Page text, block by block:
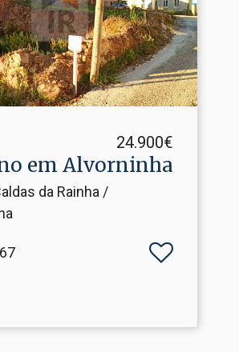
24.900€
em Alvorninha
da Rainha /